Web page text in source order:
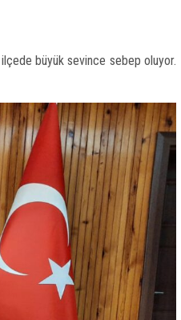
büyük sevince sebep oluyor.